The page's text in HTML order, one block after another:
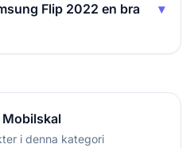
Flip 2022 en bra
▾
Mobilskal
i denna kategori